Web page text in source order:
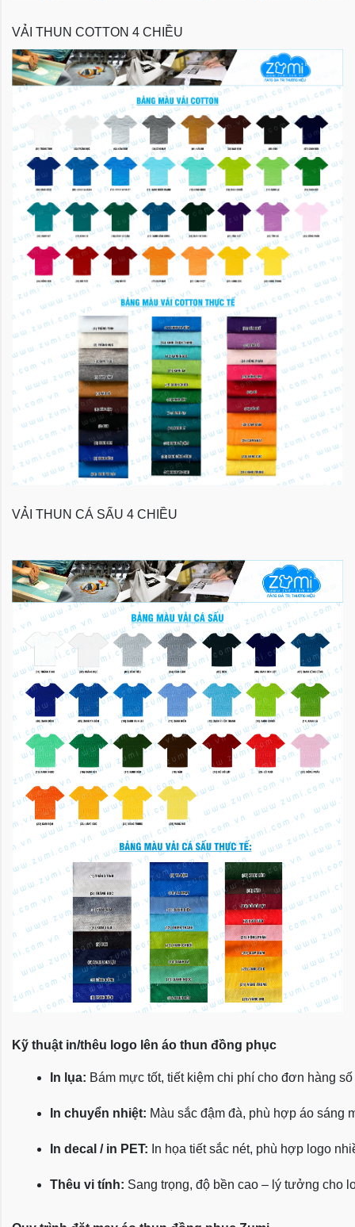
VẢI THUN COTTON 4 CHIỀU
VẢI THUN CÁ SẤU 4 CHIỀU
Kỹ thuật in/thêu logo lên áo thun đồng phục
In lụa: Bám mực tốt, tiết kiệm chi phí cho đơn hàng
In chuyển nhiệt: Màu sắc đậm đà, phù hợp áo sáng
In decal / in PET: In họa tiết sắc nét, phù hợp logo
Thêu vi tính: Sang trọng, độ bền cao – lý tưởng cho